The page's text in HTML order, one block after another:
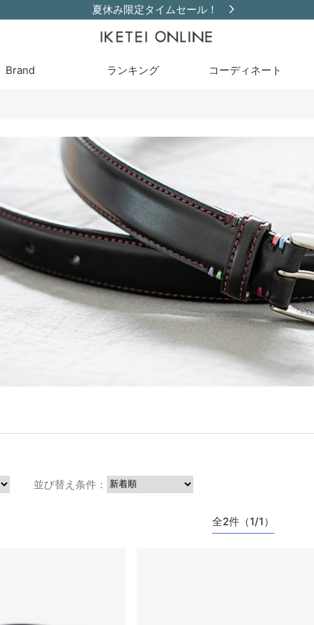
夏休み限定タイムセール！
Brand ランキング コーディネート
並び替え条件：
全2件（1/1）